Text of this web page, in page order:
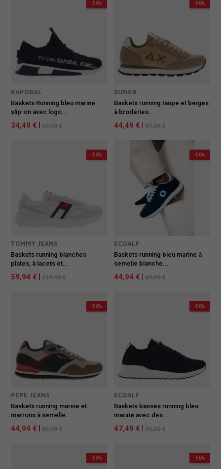
-50%
KAPORAL
Baskets Running bleu marine
slip-on avec logo...
34,49 € 69,00 €
-50%
SUN68
Baskets running taupe et beiges
à broderies...
44,49 € 89,00 €
-50%
TOMMY JEANS
Baskets running blanches
plates, à lacets et...
59,94 € 119,90 €
-50%
ECOALF
Baskets running bleu marine à
semelle blanche...
44,94 € 89,90 €
-50%
PEPE JEANS
Baskets running marine et
marrons à semelle...
44,94 € 89,90 €
-50%
ECOALF
Baskets basses running bleu
marine avec des...
47,49 € 95,00 €
-50% -50%